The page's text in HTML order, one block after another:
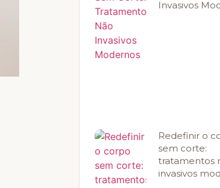
Invasivos
Redefinir o
sem corte:
tratamentos
invasivos